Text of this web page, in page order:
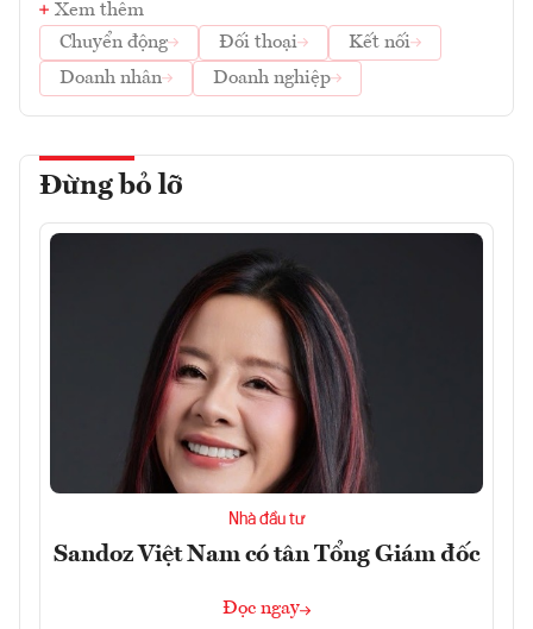
Xem thêm
Chuyển động
Đối thoại
Kết nối
Doanh nhân
Doanh nghiệp
Đừng bỏ lỡ
Nhà đầu tư
Sandoz Việt Nam có tân Tổng Giám đốc
Đọc ngay